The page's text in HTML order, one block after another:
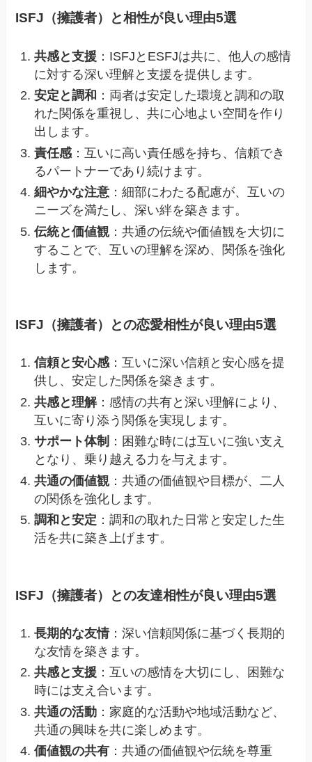
ISFJ（擁護者）と相性が良い理由5選
共感と支援 ：ISFJとESFJは共に、他人の感情
に対する深い理解と支援を提供します。
安定と調和 ：両者は安定した環境と調和の取
れた関係を重視し、共に心地よい空間を作り
出します。
責任感 ：互いに高い責任感を持ち、信頼でき
るパートナーであり続けます。
細やかな注意 ：細部にわたる配慮が、互いの
ニーズを満たし、深い絆を築きます。
伝統と価値観：共通の伝統や価値観を大切に
することで、互いの理解を深め、関係を強化
します。
ISFJ（擁護者）との恋愛相性が良い理由5選
信頼と安心感：互いに深い信頼と安心感を提
供し、安定した関係を築きます。
共感と理解：感情の共有と深い理解により、
互いに寄り添う関係を実現します。
サポート体制 ：困難な時には互いに強い支え
となり、乗り越える力を与えます。
共通の価値観：共通の価値観や目標が、二人
の関係を強化します。
調和と安定 ：調和の取れた日常と安定した生
活を共に築き上げます。
ISFJ（擁護者）との友達相性が良い理由5選
長期的な友情：深い信頼関係に基づく長期的
な友情を築きます。
共感と支援 ：互いの感情を大切にし、困難な
時には支え合います。
共通の活動 ：家庭的な活動や地域活動など、
共通の興味を共に楽しめます。
価値観の共有 ：共通の価値観や伝統を尊重